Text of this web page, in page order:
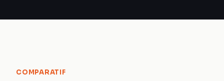
COMPARATIF